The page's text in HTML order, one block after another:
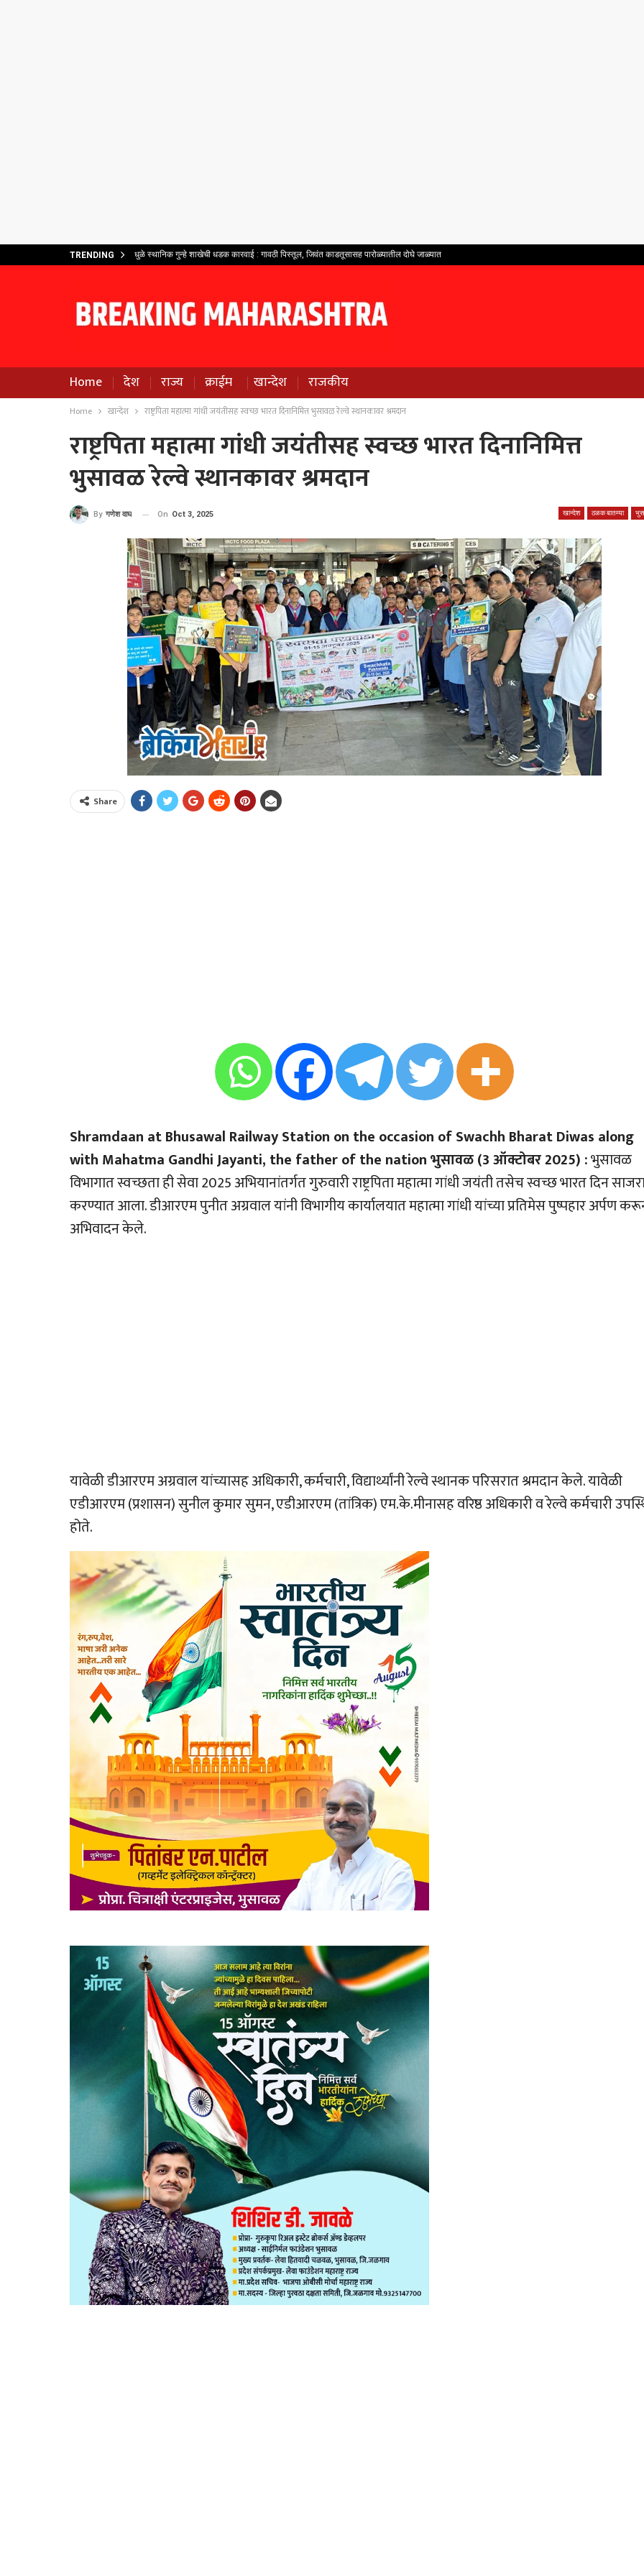
TRENDING धुळे स्थानिक गुन्हे शाखेची धडक कारवाई : गावठी पिस्तूल, जिवंत काडतूसासह पारोळ्यातील दोघे जाळ्यात
Home देश राज्य क्राईम खान्देश राजकीय
Home खान्देश राष्ट्रपिता महात्मा गांधी जयंतीसह स्वच्छ भारत दिनानिमित्त भुसावळ रेल्वे स्थानकावर श्रमदान
राष्ट्रपिता महात्मा गांधी जयंतीसह स्वच्छ भारत दिनानिमित्त
भुसावळ रेल्वे स्थानकावर श्रमदान
खान्देश ठळक बातम्या
By गणेश वाघ On Oct 3, 2025
Share
Shramdaan at Bhusawal Railway Station on the occasion of Swachh Bharat Diwas along
with Mahatma Gandhi Jayanti, the father of the nation भुसावळ (3 ऑक्टोबर 2025) :भुसावळ
विभागात स्वच्छता ही सेवा 2025 अभियानांतर्गत गुरुवारी राष्ट्रपिता महात्मा गांधी जयंती तसेच स्वच्छ भारत दिन
करण्यात आला. डीआरएम पुनीत अग्रवाल यांनी विभागीय कार्यालयात महात्मा गांधी यांच्या प्रतिमेस पुष्पहार अर्पण
अभिवादन केले.
यावेळी डीआरएम अग्रवाल यांच्यासह अधिकारी, कर्मचारी, विद्यार्थ्यांनी रेल्वे स्थानक परिसरात श्रमदान केले. यावेळी
एडीआरएम (प्रशासन) सुनील कुमार सुमन, एडीआरएम (तांत्रिक) एम.के.मीनासह वरिष्ठ अधिकारी व रेल्वे कर्मचारी
होते.